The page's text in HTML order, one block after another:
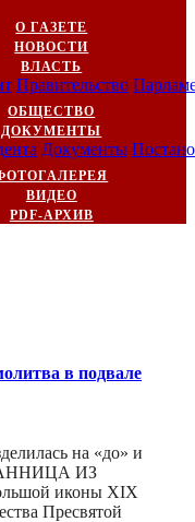
О ГАЗЕТЕ
НОВОСТИ
ВЛАСТЬ
Правительство
ОБЩЕСТВО
ДОКУМЕНТЫ
Документы
ВИДЕО
PDF-АРХИВ
в подвале
на «до» и
ИЗ
иконы XIX
Пресвятой